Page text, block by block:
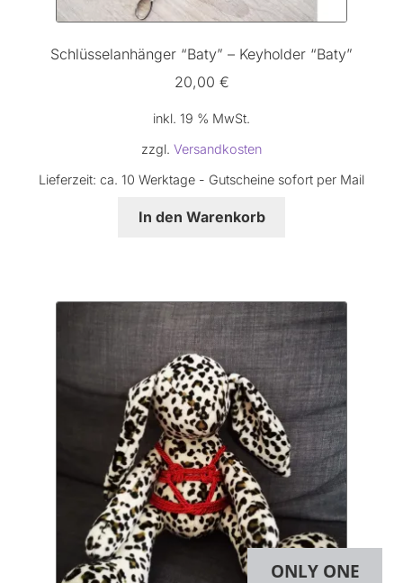
Schlüsselanhänger “Baty” – Keyholder “Baty”
20,00 €
inkl. 19 % MwSt.
zzgl. Versandkosten
Lieferzeit: ca. 10 Werktage - Gutscheine sofort per Mail
In den Warenkorb
ONLY ONE